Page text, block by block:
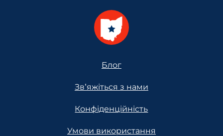
Блог
Зв'яжіться з нами
Конфіденційність
Умови використання